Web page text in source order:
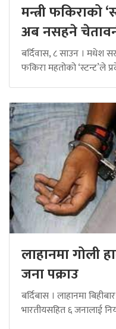
मन्त्री फकिराको
अब नसहने
बर्दिवास, ८ साउन । मधेश
फकिरा महतोको ‘स्टन्ट’ले
लाहानमा गोली
जना पक्राउ
बर्दिबास । लाहानमा
भारतीयसहित ६ जनालाई